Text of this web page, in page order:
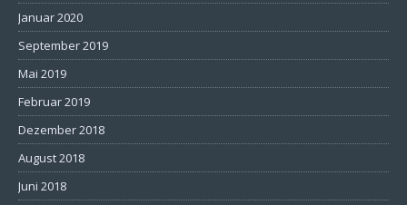
Januar 2020
September 2019
Mai 2019
Februar 2019
Dezember 2018
August 2018
Juni 2018